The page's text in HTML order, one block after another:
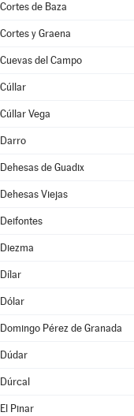
Cortes de Baza
Cortes y Graena
Cuevas del Campo
Cúllar
Cúllar Vega
Darro
Dehesas de Guadix
Dehesas Viejas
Deifontes
Diezma
Dílar
Dólar
Domingo Pérez de Granada
Dúdar
Dúrcal
El Pinar